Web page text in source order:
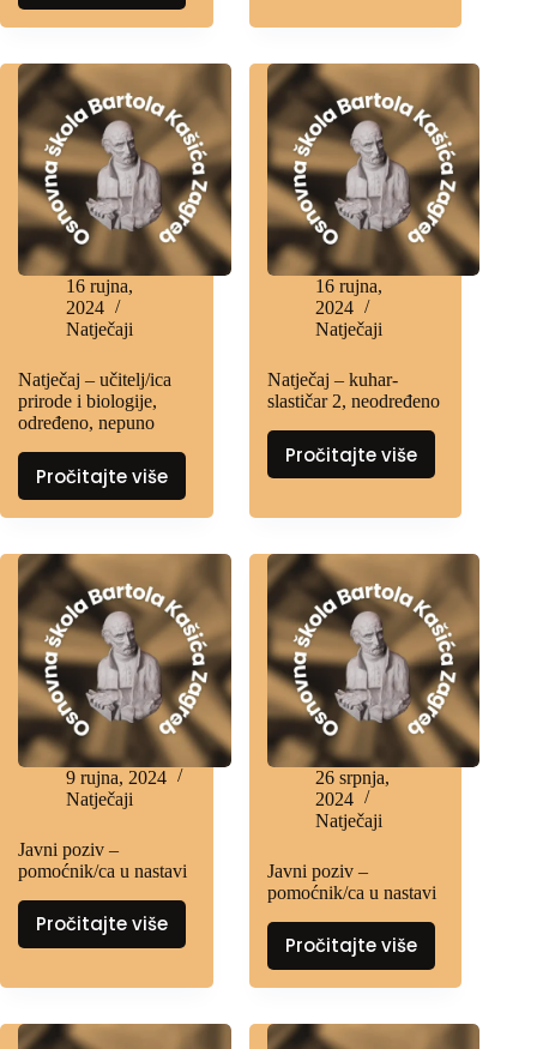
16 rujna,
2024
Natječaji
Natječaj – učitelj/ica
prirode i biologije,
određeno, nepuno
Pročitajte više
16 rujna,
2024
Natječaji
Natječaj – kuhar-
slastičar 2, neodređeno
Pročitajte više
9 rujna, 2024
Natječaji
Javni poziv –
pomoćnik/ca u nastavi
Pročitajte više
26 srpnja,
2024
Natječaji
Javni poziv –
pomoćnik/ca u nastavi
Pročitajte više